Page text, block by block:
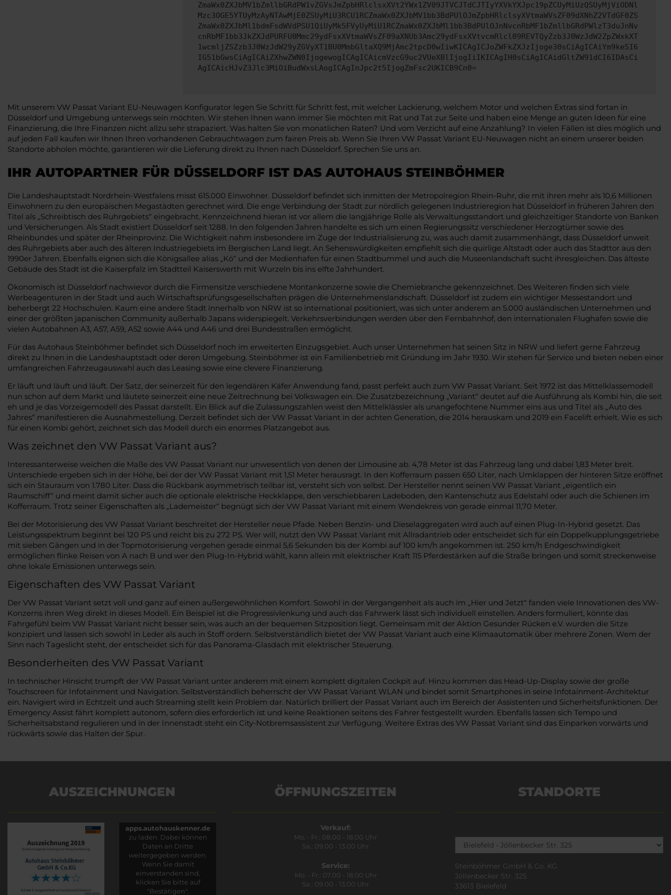
ZmaWx0ZXJbMV1bZmllbGRdPW1vZGVsJmZpbHRlclsxXVt2YWx1ZV09JTVCJTdCJTIyYXVkYXJpc19pZCUyMiUzQSUyMjViODNl
Mzc3OGE5YTUyMzAyNTAwMjE0ZSUyMiU3RCU1RCZmaWx0ZXJbMV1bb3BdPUlOJmZpbHRlclsyXVtmaWVsZF09dXNhZ2VTdGF0ZS
ZmaWx0ZXJbMl1bdmFsdWVdPSU1QiUyMk5FVyUyMiU1RCZmaWx0ZXJbMl1bb3BdPUlOJnNvcnRbMF1bZmllbGRdPWlzT3duJnNv
cnRbMF1bb3JkZXJdPURFU0Mmc29ydFsxXVtmaWVsZF09aXNUb3Amc29ydFsxXVtvcmRlcl09REVTQyZzb3J0WzJdW2ZpZWxkXT
1wcmljZSZzb3J0WzJdW29yZGVyXT1BU0MmbGltaXQ9MjAmc2tpcD0wIiwKICAgICJoZWFkZXJzIjoge30sCiAgICAiYm9keSI6
IG51bGwsCiAgICAiZXhwZWN0IjogewogICAgICAicmVzcG9uc2VUeXBlIjogIiIKICAgIH0sCiAgICAidGltZW91dCI6IDAsCi
AgICAicHJvZ3Jlc3MiOiBudWxsLAogICAgInJpc2t5IjogZmFsc2UKICB9Cn0=
Mit unserem VW Passat Variant EU-Neuwagen Konfigurator legen Sie Schritt für Schritt fest, mit welcher Lackierung, welchem Motor und welchen Extras sind fortan in
Düsseldorf und Umgebung unterwegs sein möchten. Wir stehen Ihnen wann immer Sie möchten mit Rat und Tat zur Seite und haben eine Menge an guten Ideen für eine
Finanzierung, die Ihre Finanzen nicht allzu sehr strapaziert. Was halten Sie von monatlichen Raten? Und vom Verzicht auf eine Anzahlung? In vielen Fällen ist dies möglich und
auf jeden Fall kaufen wir Ihnen Ihren vorhandenen Gebrauchtwagen zum fairen Preis ab. Wenn Sie Ihren VW Passat Variant EU-Neuwagen nicht an einem unserer beiden
Standorte abholen möchte, garantieren wir die Lieferung direkt zu Ihnen nach Düsseldorf. Sprechen Sie uns an.
IHR AUTOPARTNER FÜR DÜSSELDORF IST DAS AUTOHAUS STEINBÖHMER
Die Landeshauptstadt Nordrhein-Westfalens misst 615.000 Einwohner. Düsseldorf befindet sich inmitten der Metropolregion Rhein-Ruhr, die mit ihren mehr als 10,6 Millionen
Einwohnern zu den europäischen Megastädten gerechnet wird. Die enge Verbindung der Stadt zur nördlich gelegenen Industrieregion hat Düsseldorf in früheren Jahren den
Titel als „Schreibtisch des Ruhrgebiets“ eingebracht. Kennzeichnend hieran ist vor allem die langjährige Rolle als Verwaltungsstandort und gleichzeitiger Standorte von Banken
und Versicherungen. Als Stadt existiert Düsseldorf seit 1288. In den folgenden Jahren handelte es sich um einen Regierungssitz verschiedener Herzogtümer sowie des
Rheinbundes und später der Rheinprovinz. Die Wichtigkeit nahm insbesondere im Zuge der Industrialisierung zu, was auch damit zusammenhängt, dass Düsseldorf unweit
des Ruhrgebiets aber auch des älteren Industriegebiets im Bergischen Land liegt. An Sehenswürdigkeiten empfiehlt sich die quirlige Altstadt oder auch das Stadttor aus den
1990er Jahren. Ebenfalls eignen sich die Königsallee alias „Kö“ und der Medienhafen für einen Stadtbummel und auch die Museenlandschaft sucht ihresgleichen. Das älteste
Gebäude des Stadt ist die Kaiserpfalz im Stadtteil Kaiserswerth mit Wurzeln bis ins elfte Jahrhundert.
Ökonomisch ist Düsseldorf nachwievor durch die Firmensitze verschiedene Montankonzerne sowie die Chemiebranche gekennzeichnet. Des Weiteren finden sich viele
Werbeagenturen in der Stadt und auch Wirtschaftsprüfungsgesellschaften prägen die Unternehmenslandschaft. Düsseldorf ist zudem ein wichtiger Messestandort und
beherbergt 22 Hochschulen. Kaum eine andere Stadt innerhalb von NRW ist so international positioniert, was sich unter anderem an 5.000 ausländischen Unternehmen und
einer der größten japanischen Community außerhalb Japans widerspiegelt. Verkehrsverbindungen werden über den Fernbahnhof, den internationalen Flughafen sowie die
vielen Autobahnen A3, A57, A59, A52 sowie A44 und A46 und drei Bundesstraßen ermöglicht.
Für das Autohaus Steinböhmer befindet sich Düsseldorf noch im erweiterten Einzugsgebiet. Auch unser Unternehmen hat seinen Sitz in NRW und liefert gerne Fahrzeug
direkt zu Ihnen in die Landeshauptstadt oder deren Umgebung. Steinböhmer ist ein Familienbetrieb mit Gründung im Jahr 1930. Wir stehen für Service und bieten neben einer
umfangreichen Fahrzeugauswahl auch das Leasing sowie eine clevere Finanzierung.
Er läuft und läuft und läuft. Der Satz, der seinerzeit für den legendären Käfer Anwendung fand, passt perfekt auch zum VW Passat Variant. Seit 1972 ist das Mittelklassemodell
nun schon auf dem Markt und läutete seinerzeit eine neue Zeitrechnung bei Volkswagen ein. Die Zusatzbezeichnung „Variant“ deutet auf die Ausführung als Kombi hin, die seit
eh und je das Vorzeigemodell des Passat darstellt. Ein Blick auf die Zulassungszahlen weist den Mittelklässler als unangefochtene Nummer eins aus und Titel als „Auto des
Jahres“ manifestieren die Ausnahmestellung. Derzeit befindet sich der VW Passat Variant in der achten Generation, die 2014 herauskam und 2019 ein Facelift erhielt. Wie es sich
für einen Kombi gehört, zeichnet sich das Modell durch ein enormes Platzangebot aus.
Was zeichnet den VW Passat Variant aus?
Interessanterweise weichen die Maße des VW Passat Variant nur unwesentlich von denen der Limousine ab. 4,78 Meter ist das Fahrzeug lang und dabei 1,83 Meter breit.
Unterschiede ergeben sich in der Höhe, bei der der VW Passat Variant mit 1,51 Meter herausragt. In den Kofferraum passen 650 Liter, nach Umklappen der hinteren Sitze eröffnet
sich ein Stauraum von 1.780 Liter. Dass die Rückbank asymmetrisch teilbar ist, versteht sich von selbst. Der Hersteller nennt seinen VW Passat Variant „eigentlich ein
Raumschiff“ und meint damit sicher auch die optionale elektrische Heckklappe, den verschiebbaren Ladeboden, den Kantenschutz aus Edelstahl oder auch die Schienen im
Kofferraum. Trotz seiner Eigenschaften als „Lademeister“ begnügt sich der VW Passat Variant mit einem Wendekreis von gerade einmal 11,70 Meter.
Bei der Motorisierung des VW Passat Variant beschreitet der Hersteller neue Pfade. Neben Benzin- und Dieselaggregaten wird auch auf einen Plug-In-Hybrid gesetzt. Das
Leistungsspektrum beginnt bei 120 PS und reicht bis zu 272 PS. Wer will, nutzt den VW Passat Variant mit Allradantrieb oder entscheidet sich für ein Doppelkupplungsgetriebe
mit sieben Gängen und in der Topmotorisierung vergehen gerade einmal 5,6 Sekunden bis der Kombi auf 100 km/h angekommen ist. 250 km/h Endgeschwindigkeit
ermöglichen flinke Reisen von A nach B und wer den Plug-In-Hybrid wählt, kann allein mit elektrischer Kraft 115 Pferdestärken auf die Straße bringen und somit streckenweise
ohne lokale Emissionen unterwegs sein.
Eigenschaften des VW Passat Variant
Der VW Passat Variant setzt voll und ganz auf einen außergewöhnlichen Komfort. Sowohl in der Vergangenheit als auch im „Hier und Jetzt“ fanden viele Innovationen des VW-
Konzerns ihren Weg direkt in dieses Modell. Ein Beispiel ist die Progressivlenkung und auch das Fahrwerk lässt sich individuell einstellen. Anders formuliert, könnte das
Fahrgefühl beim VW Passat Variant nicht besser sein, was auch an der bequemen Sitzposition liegt. Gemeinsam mit der Aktion Gesunder Rücken e.V. wurden die Sitze
konzipiert und lassen sich sowohl in Leder als auch in Stoff ordern. Selbstverständlich bietet der VW Passat Variant auch eine Klimaautomatik über mehrere Zonen. Wem der
Sinn nach Tageslicht steht, der entscheidet sich für das Panorama-Glasdach mit elektrischer Steuerung.
Besonderheiten des VW Passat Variant
In technischer Hinsicht trumpft der VW Passat Variant unter anderem mit einem komplett digitalen Cockpit auf. Hinzu kommen das Head-Up-Display sowie der große
Touchscreen für Infotainment und Navigation. Selbstverständlich beherrscht der VW Passat Variant WLAN und bindet somit Smartphones in seine Infotainment-Architektur
ein. Navigiert wird in Echtzeit und auch Streaming stellt kein Problem dar. Natürlich brilliert der Passat Variant auch im Bereich der Assistenten und Sicherheitsfunktionen. Der
Emergency Assist fährt komplett autonom, sofern dies erforderlich ist und keine Reaktionen seitens des Fahrer festgestellt wurden. Ebenfalls lassen sich Tempo und
Sicherheitsabstand regulieren und in der Innenstadt steht ein City-Notbremsassistent zur Verfügung. Weitere Extras des VW Passat Variant sind das Einparken vorwärts und
rückwärts sowie das Halten der Spur.
AUSZEICHNUNGEN
apps.autohauskenner.de
zu laden. Dabei können
Daten an Dritte
weitergegeben werden.
Wenn Sie damit
einverstanden sind,
klicken Sie bitte auf
"Bestätigen".
ÖFFNUNGSZEITEN
Verkauf:
Mo. - Fr.: 08.00 - 18.00 Uhr
Sa.: 09.00 - 13.00 Uhr
Service:
Mo. - Fr.: 07.00 - 18.00 Uhr
Sa.: 09.00 - 13.00 Uhr
STANDORTE
Steinböhmer GmbH & Co. KG
Jöllenbecker Str. 325
33613 Bielefeld